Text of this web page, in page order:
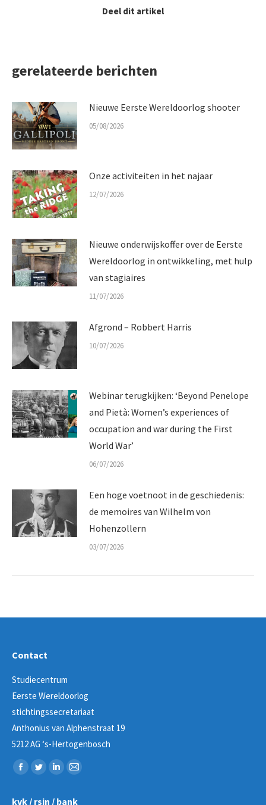
Deel dit artikel
gerelateerde berichten
Nieuwe Eerste Wereldoorlog shooter
05/08/2026
Onze activiteiten in het najaar
12/07/2026
Nieuwe onderwijskoffer over de Eerste
Wereldoorlog in ontwikkeling, met hulp
van stagiaires
11/07/2026
Afgrond – Robbert Harris
10/07/2026
Webinar terugkijken: ‘Beyond Penelope
and Pietà: Women’s experiences of
occupation and war during the First
World War’
06/07/2026
Een hoge voetnoot in de geschiedenis:
de memoires van Wilhelm von
Hohenzollern
03/07/2026
Contact
Studiecentrum
Eerste Wereldoorlog
stichtingssecretariaat
Anthonius van Alphenstraat 19
5212 AG ‘s-Hertogenbosch
Vind ons op:
Facebook
TwitterLinkedin
Mail
kvk / rsin / bank